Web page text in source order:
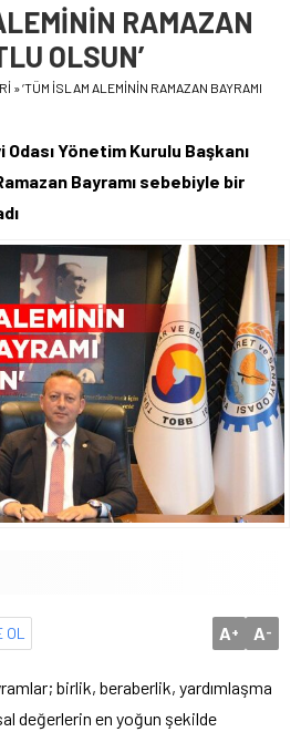
RAMAZAN
OLSUN’
»‘TÜM İSLAM ALEMİNİN RAMAZAN BAYRAMI
Yönetim Kurulu Başkanı
Bayramı sebebiyle bir
A+ A-
birlik, beraberlik, yardımlaşma
değerlerin en yoğun şekilde